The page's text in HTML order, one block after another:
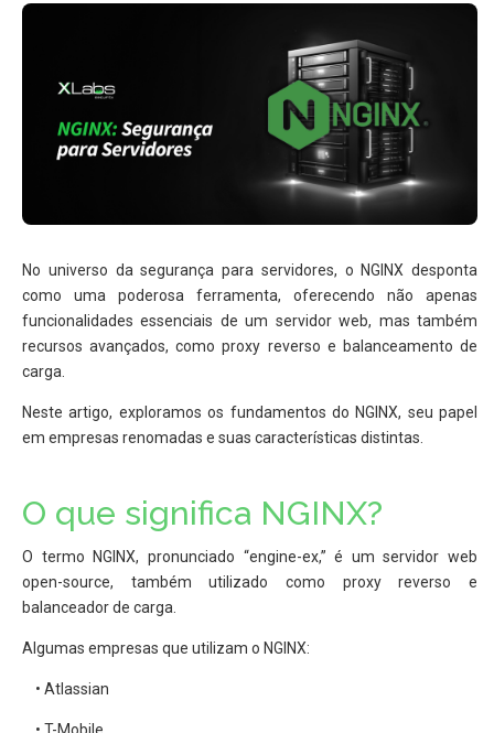
No universo da segurança para servidores, o NGINX desponta
como uma poderosa ferramenta, oferecendo não apenas
funcionalidades essenciais de um servidor web, mas também
recursos avançados, como proxy reverso e balanceamento de
carga.
Neste artigo, exploramos os fundamentos do NGINX, seu papel
em empresas renomadas e suas características distintas.
O que significa NGINX?
O termo NGINX, pronunciado “engine-ex,” é um servidor web
open-source, também utilizado como proxy reverso e
balanceador de carga.
Algumas empresas que utilizam o NGINX:
• Atlassian